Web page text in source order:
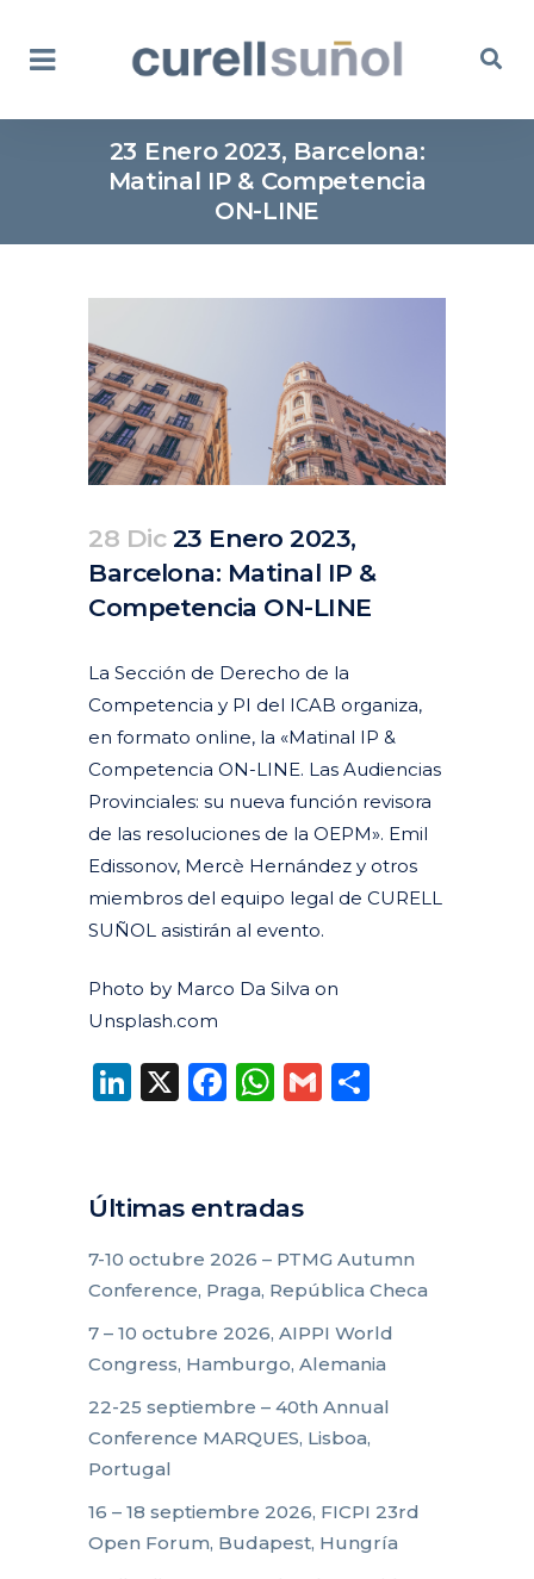
23 Enero 2023, Barcelona:
Matinal IP & Competencia
ON-LINE
28 Dic23 Enero 2023,
Barcelona: Matinal IP &
Competencia ON-LINE
La Sección de Derecho de la
Competencia y PI del ICAB organiza,
en formato online, la «Matinal IP &
Competencia ON-LINE. Las Audiencias
Provinciales: su nueva función revisora
de las resoluciones de la OEPM». Emil
Edissonov, Mercè Hernández y otros
miembros del equipo legal de CURELL
SUÑOL asistirán al evento.
Photo by Marco Da Silva on
Unsplash.com
LinkedIn
X Facebook
WhatsApp
Gmail
Últimas entradas
7-10 octubre 2026 – PTMG Autumn
Conference, Praga, República Checa
7 – 10 octubre 2026, AIPPI World
Congress, Hamburgo, Alemania
22-25 septiembre – 40th Annual
Conference MARQUES, Lisboa,
Portugal
16 – 18 septiembre 2026, FICPI 23rd
Open Forum, Budapest, Hungría